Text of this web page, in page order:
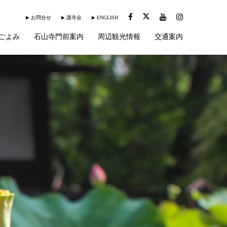
お問合せ 護寺会 ENGLISH
よみ 石山寺門前案内 周辺観光情報 交通案内